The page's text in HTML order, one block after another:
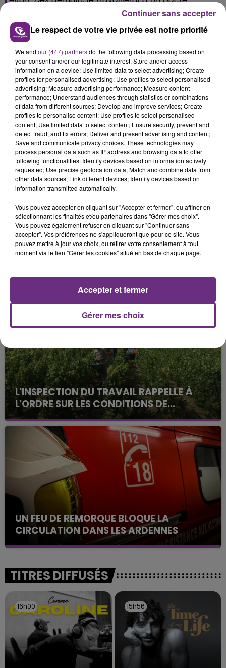
économique et social rémois pour faire face.
— Arnaud Robinet (@ArnaudRobinet)October 28,
2020
Derrière cette décision difficile,@EmmanuelMacron
nous transmet ce soir un message d'espoir.
Prenons soin les un des autres.
La réussite du#confinement2dépend du civisme et
du sens des responsabilités de chacun d'entre
nous.pic.twitter.com/GfTwxcKMWy
— Aina Kuric (@ainakuric)October 28, 2020
#Sedan#confinement je crois que ce nouveau
confinement est nécessaire. Ensemble respectons le
pour éviter une catastrophe. La Ville sera proche et
commerçants. Ensemble nous vaincrons cette
menace pour mieux rebondir. Courage à tous.
— Didier Herbillon (@HerbillonDidier)October 28,
2020
FIL D'ACTUS
L'INSPECTION DU TRAVAIL RAPPELLE À
L'ORDRE SUR LES CONDITIONS DE...
Alors que les dates de début des vendange 2026
s'est avéré être plus précoce que prévu,
l'inspection du Travail en profite pour rappeler
les conditions de...
UN FEU DE REMORQUE BLOQUE LA
CIRCULATION DANS LES ARDENNES
Un feu de remorque s'est déclaré ce mercredi en
TITRES DIFFUSÉS
16h00
16h00 15h56
15h56
Le respect de votre vie privée est notre priorité
We and our (447) partnersdo the following data processing based on
your consent and/or our legitimate interest: Store and/or access
information on a device; Use limited data to select advertising; Create
profiles for personalised advertising; Use profiles to select personalised
advertising; Measure advertising performance; Measure content
performance; Understand audiences through statistics or combinations
of data from different sources; Develop and improve services; Create
profiles to personalise content; Use profiles to select personalised
content; Use limited data to select content; Ensure security, prevent and
detect fraud, and fix errors; Deliver and present advertising and content;
Save and communicate privacy choices. These technologies may
process personal data such as IP address and browsing data to offer
following functionalities: Identify devices based on information actively
requested; Use precise geolocation data; Match and combine data from
other data sources; Link different devices; Identify devices based on
information transmitted automatically.
Vous pouvez accepter en cliquant sur "Accepter et fermer", ou affiner en
sélectionnant les finalités et/ou partenaires dans "Gérer mes choix".
Vous pouvez également refuser en cliquant sur "Continuer sans
accepter". Vos préférences ne s'appliqueront que pour ce site. Vous
pouvez mettre à jour vos choix, ou retirer votre consentement à tout
moment via le lien "Gérer les cookies" situé en bas de chaque page.
Gérer mes choix
Accepter et fermer
Continuer sans accepter